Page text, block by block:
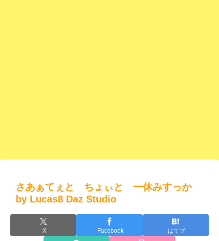
さあぁてぇと ちょぃと 一休みすっか
by Lucas8 Daz Studio
X Facebook はてブ